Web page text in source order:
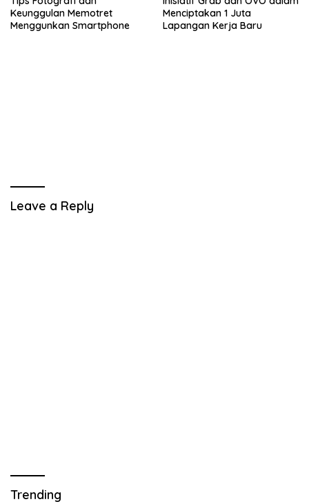
Keunggulan Memotret
Menggunkan Smartphone
Menciptakan 1 Juta
Lapangan Kerja Baru
Leave a Reply
Trending